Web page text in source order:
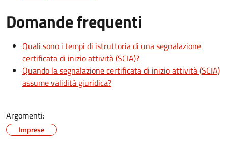
Domande frequenti
Quali sono i tempi di istruttoria di una segnalazione
certificata di inizio attività (SCIA)?
Quando la segnalazione certificata di inizio attività (SCIA)
assume validità giuridica?
Argomenti:
Imprese